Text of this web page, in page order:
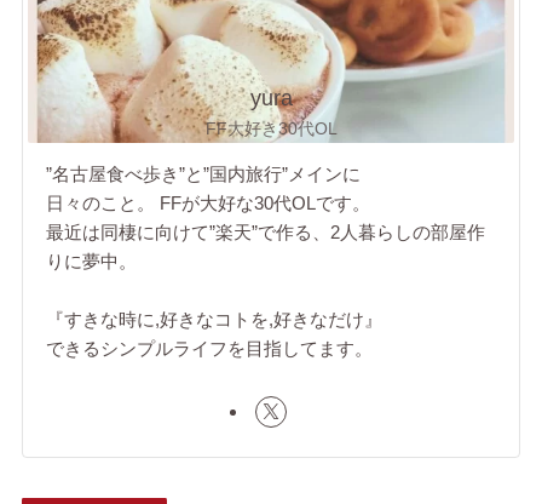
yura
FF大好き30代OL
”名古屋食べ歩き”と”国内旅行”メインに
日々のこと。 FFが大好な30代OLです。
最近は同棲に向けて”楽天”で作る、2人暮らしの部屋作
りに夢中。
『すきな時に,好きなコトを,好きなだけ』
できるシンプルライフを目指してます。